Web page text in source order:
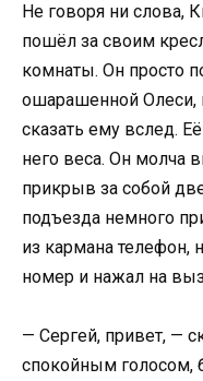
Не говоря ни слова,
пошёл за своим
комнаты. Он просто
ошарашенной Олеси,
сказать ему вслед.
него веса. Он молча
прикрыв за собой
подъезда немного
из кармана телефон,
номер и нажал на
— Сергей, привет, —
спокойным голосом,